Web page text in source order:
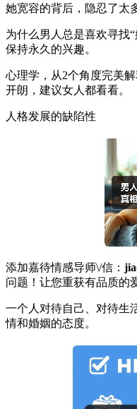
她宽容的背后，隐忍了太
为什么男人总是喜欢寻找
保持永久的兴趣。
心理学，从2个角度完美
开朗，建议女人都看看。
人格发展的缺陷性
添加嘉待情感导师\/信：
问题！让您重获有品质的
一个人对待自己、对待生
情和婚姻的态度。